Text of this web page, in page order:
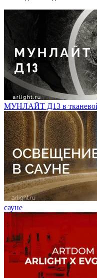
МУНЛАЙТ Д13 в
сауне